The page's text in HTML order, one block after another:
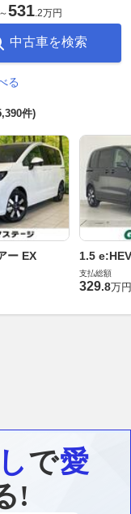
～531.2万円
中古車を検索
る
件)
ー EX 1.5
支払総額
329.8万円
で愛
!